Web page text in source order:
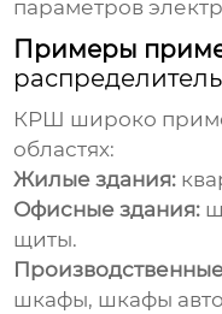
параметров
Примеры
КРШ широко
областях:
Жилые здания:
Офисные здания:
щиты.
шкафы, шкафы